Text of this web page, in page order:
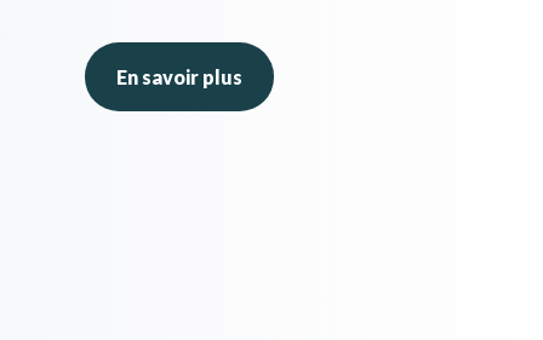
En savoir plus